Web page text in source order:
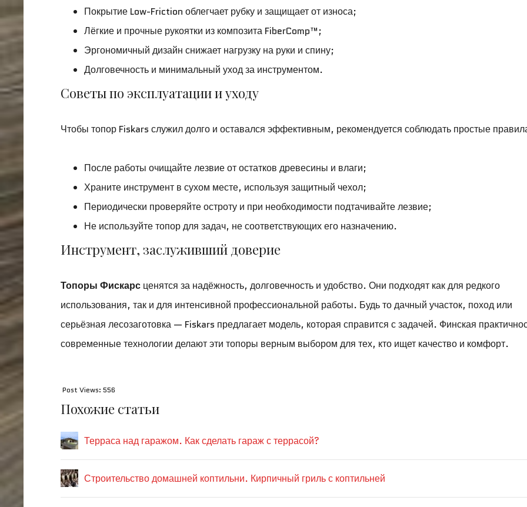
Покрытие Low-Friction облегчает рубку и защищает от износа;
Лёгкие и прочные рукоятки из композита FiberComp™;
Эргономичный дизайн снижает нагрузку на руки и спину;
Долговечность и минимальный уход за инструментом.
Советы по эксплуатации и уходу
Чтобы топор Fiskars служил долго и оставался эффективным, рекомендуется соблюдать простые
После работы очищайте лезвие от остатков древесины и влаги;
Храните инструмент в сухом месте, используя защитный чехол;
Периодически проверяйте остроту и при необходимости подтачивайте лезвие;
Не используйте топор для задач, не соответствующих его назначению.
Инструмент, заслуживший доверие
Топоры Фискарс ценятся за надёжность, долговечность и удобство. Они подходят как для редкого
использования, так и для интенсивной профессиональной работы. Будь то дачный участок, поход или
серьёзная лесозаготовка — Fiskars предлагает модель, которая справится с задачей. Финская
современные технологии делают эти топоры верным выбором для тех, кто ищет качество и комфорт.
Post Views: 556
Похожие статьи
Терраса над гаражом. Как сделать гараж с террасой?
Строительство домашней коптильни. Кирпичный гриль с коптильней